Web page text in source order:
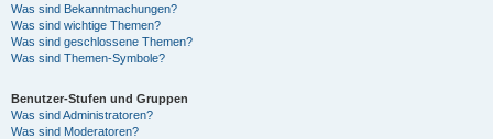
Was sind Bekanntmachungen?
Was sind wichtige Themen?
Was sind geschlossene Themen?
Was sind Themen-Symbole?
Benutzer-Stufen und Gruppen
Was sind Administratoren?
Was sind Moderatoren?